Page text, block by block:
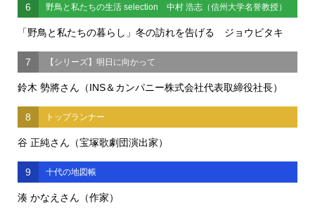
6 野鳥と私たちの生活 selection 中村 浩志（信州大学名誉教授）
「野鳥と私たちの暮らし」冬の訪れを告げる ジョウビタキ
7 【シリーズ】明日に向かって
鈴木 勢將さん（INS＆カンパニー株式会社代表取締役社長）
8 トップランナー
谷 正純さん（宝塚歌劇団演出家）
9 十代の地図帳
湊 かなえさん（作家）